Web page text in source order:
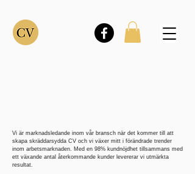
Vi är marknadsledande inom vår bransch när det kommer till att
skapa skräddarsydda CV och vi växer mitt i förändrade trender
inom arbetsmarknaden. Med en 98% kundnöjdhet tillsammans med
ett växande antal återkommande kunder levererar vi utmärkta
resultat.